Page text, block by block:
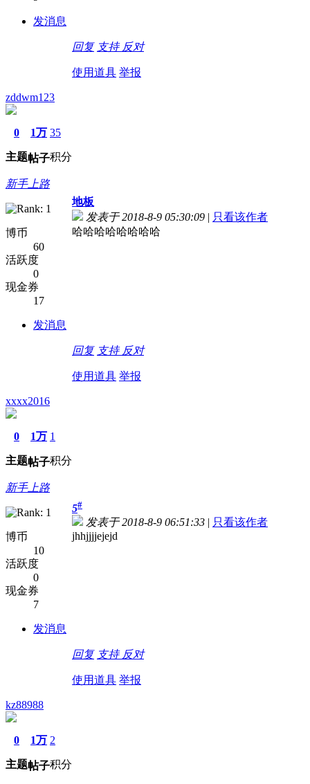
发消息
回复 支持 反对
使用道具 举报
zddwm123
0
主题
1万
帖子
35
积分
新手上路
博币
60
活跃度
0
现金券
17
发消息
地板
发表于 2018-8-9 05:30:09 | 只看该作者
哈哈哈哈哈哈哈哈
回复 支持 反对
使用道具 举报
xxxx2016
0
主题
1万
帖子
1
积分
新手上路
博币
10
活跃度
0
现金券
7
发消息
5#
发表于 2018-8-9 06:51:33 | 只看该作者
jhhjjjjejejd
回复 支持 反对
使用道具 举报
kz88988
0
主题
1万
帖子
2
积分